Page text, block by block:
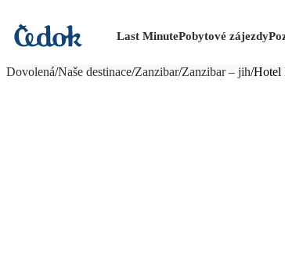
Last MinutePobytové zájezdy
Dovolená/Naše destinace/Zanzibar/Zanzibar – jih/Hotel